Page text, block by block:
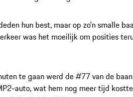
hun best, maar op zo'n smalle
was het moeilijk om posities
te gaan werd de #77 van de baan
auto, wat hem nog meer tijd